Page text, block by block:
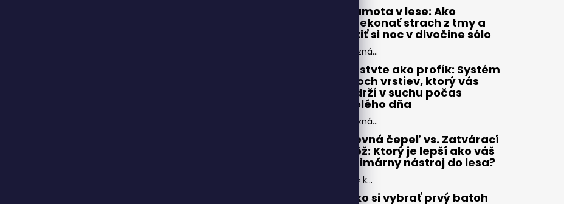
Samota v lese: Ako
prekonať strach z tmy a
užiť si noc v divočine sólo
Pozná...
Vrstvte ako profík: Systém
troch vrstiev, ktorý vás
udrží v suchu počas
celého dňa
Pozná...
Pevná čepeľ vs. Zatvárací
nôž: Ktorý je lepší ako váš
primárny nástroj do lesa?
Pre k...
Ako si vybrať prvý batoh